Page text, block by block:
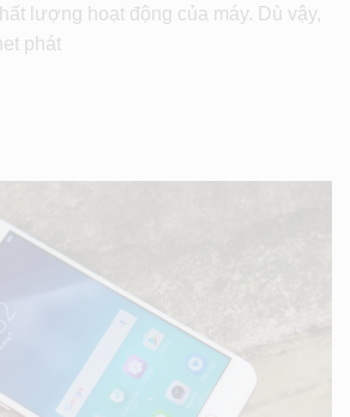
lượng hoạt động của máy. Dù vậy,
phát